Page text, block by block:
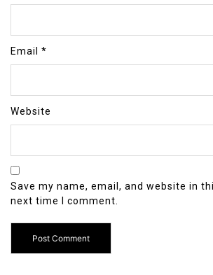
Email *
Website
Save my name, email, and website in
next time I comment.